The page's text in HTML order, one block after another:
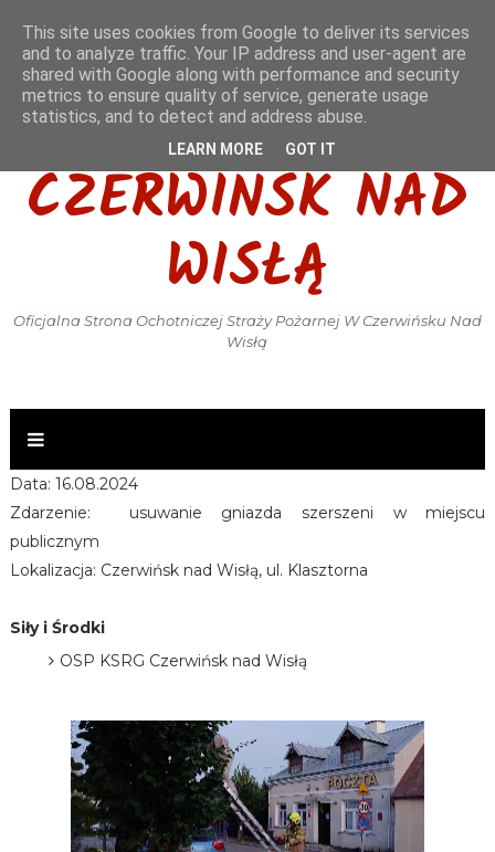
OSP KSRG
CZERWIŃSK NAD
WISŁĄ
Oficjalna Strona Ochotniczej Straży Pożarnej W Czerwińsku Nad
Wisłą
Data: 16.08.2024
Zdarzenie: usuwanie gniazda szerszeni w miejscu
publicznym
Lokalizacja: Czerwińsk nad Wisłą, ul. Klasztorna
Siły i Środki
OSP KSRG Czerwińsk nad Wisłą
This site uses cookies from Google to deliver its services
and to analyze traffic. Your IP address and user-agent are
shared with Google along with performance and security
metrics to ensure quality of service, generate usage
statistics, and to detect and address abuse.
LEARN MORE GOT IT